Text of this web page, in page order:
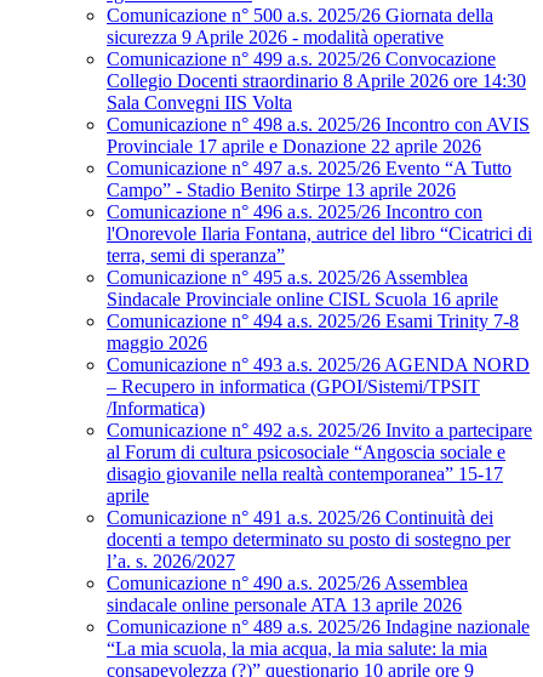
Comunicazione n° 500 a.s. 2025/26 Giornata della
sicurezza 9 Aprile 2026 - modalità operative
Comunicazione n° 499 a.s. 2025/26 Convocazione
Collegio Docenti straordinario 8 Aprile 2026 ore 14:30
Sala Convegni IIS Volta
Comunicazione n° 498 a.s. 2025/26 Incontro con AVIS
Provinciale 17 aprile e Donazione 22 aprile 2026
Comunicazione n° 497 a.s. 2025/26 Evento “A Tutto
Campo” - Stadio Benito Stirpe 13 aprile 2026
Comunicazione n° 496 a.s. 2025/26 Incontro con
l'Onorevole Ilaria Fontana, autrice del libro “Cicatrici di
terra, semi di speranza”
Comunicazione n° 495 a.s. 2025/26 Assemblea
Sindacale Provinciale online CISL Scuola 16 aprile
Comunicazione n° 494 a.s. 2025/26 Esami Trinity 7-8
maggio 2026
Comunicazione n° 493 a.s. 2025/26 AGENDA NORD
– Recupero in informatica (GPOI/Sistemi/TPSIT
/Informatica)
Comunicazione n° 492 a.s. 2025/26 Invito a partecipare
al Forum di cultura psicosociale “Angoscia sociale e
disagio giovanile nella realtà contemporanea” 15-17
aprile
Comunicazione n° 491 a.s. 2025/26 Continuità dei
docenti a tempo determinato su posto di sostegno per
l’a. s. 2026/2027
Comunicazione n° 490 a.s. 2025/26 Assemblea
sindacale online personale ATA 13 aprile 2026
Comunicazione n° 489 a.s. 2025/26 Indagine nazionale
“La mia scuola, la mia acqua, la mia salute: la mia
consapevolezza (?)” questionario 10 aprile ore 9